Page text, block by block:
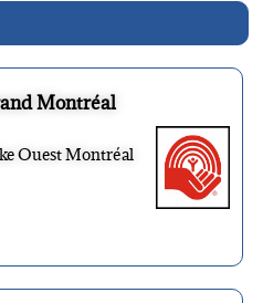
Montréal
Ouest Montréal